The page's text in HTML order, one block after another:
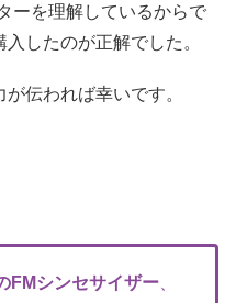
ーを理解しているからで
したのが正解でした。
伝われば幸いです。
FMシンセサイザー、